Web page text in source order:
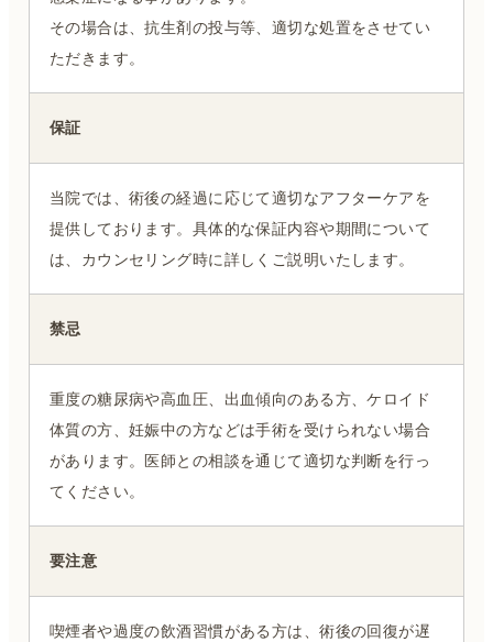
その場合は、抗生剤の投与等、適切な処置をさせてい
ただきます。
保証
当院では、術後の経過に応じて適切なアフターケアを
提供しております。具体的な保証内容や期間について
は、カウンセリング時に詳しくご説明いたします。
禁忌
重度の糖尿病や高血圧、出血傾向のある方、ケロイド
体質の方、妊娠中の方などは手術を受けられない場合
があります。医師との相談を通じて適切な判断を行っ
てください。
要注意
喫煙者や過度の飲酒習慣がある方は、術後の回復が遅